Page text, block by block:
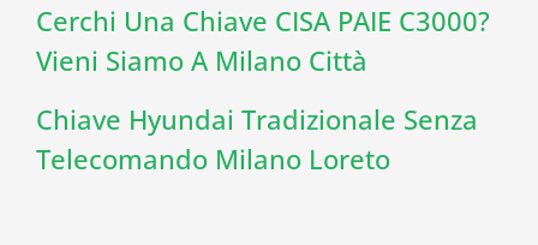
Cerchi Una Chiave CISA PAIE C3000?
Vieni Siamo A Milano Città
Chiave Hyundai Tradizionale Senza
Telecomando Milano Loreto